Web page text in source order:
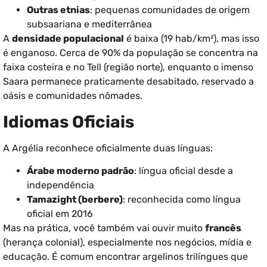
Outras etnias: pequenas comunidades de origem
subsaariana e mediterrânea
A densidade populacional é baixa (19 hab/km²), mas isso
é enganoso. Cerca de 90% da população se concentra na
faixa costeira e no Tell (região norte), enquanto o imenso
Saara permanece praticamente desabitado, reservado a
oásis e comunidades nômades.
Idiomas Oficiais
A Argélia reconhece oficialmente duas línguas:
Árabe moderno padrão: língua oficial desde a
independência
Tamazight (berbere): reconhecida como língua
oficial em 2016
Mas na prática, você também vai ouvir muito francês
(herança colonial), especialmente nos negócios, mídia e
educação. É comum encontrar argelinos trilíngues que